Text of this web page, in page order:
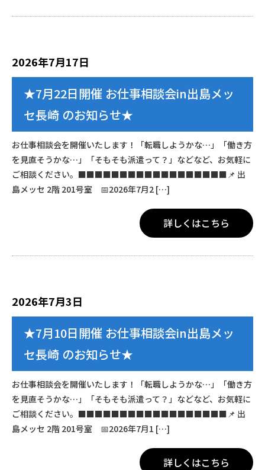
2026年7月17日
★7月22日開催 お仕事相談会in出島メッ
セ長崎 のお知らせ★
お仕事相談会を開催いたします！「転職しようかな…」「働き方
を見直そうかな…」「そもそも派遣って？」などなど、お気軽に
ご相談ください。■■■■■■■■■■■■■■■■■■📌 出
島メッセ 2階 201号室 📅2026年7月2 […]
詳しくはこちら
2026年7月3日
★7月10日開催 お仕事相談会in出島メッ
セ長崎 のお知らせ★
お仕事相談会を開催いたします！「転職しようかな…」「働き方
を見直そうかな…」「そもそも派遣って？」などなど、お気軽に
ご相談ください。■■■■■■■■■■■■■■■■■■📌 出
島メッセ 2階 201号室 📅2026年7月1 […]
詳しくはこちら